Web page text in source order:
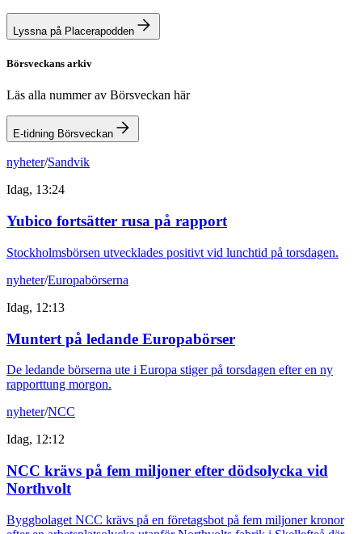
Lyssna på Placerapodden
Börsveckans arkiv
Läs alla nummer av Börsveckan här
E-tidning Börsveckan
nyheter/Sandvik
Idag, 13:24
Yubico fortsätter rusa på rapport
Stockholmsbörsen utvecklades positivt vid lunchtid på torsdagen.
nyheter/Europabörserna
Idag, 12:13
Muntert på ledande Europabörser
De ledande börserna ute i Europa stiger på torsdagen efter en ny
rapporttung morgon.
nyheter/NCC
Idag, 12:12
NCC krävs på fem miljoner efter dödsolycka vid
Northvolt
Byggbolaget NCC krävs på en företagsbot på fem miljoner kronor